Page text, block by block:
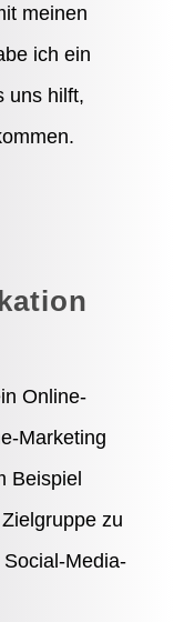
meinen
ich ein
uns hilft,
Online-
Marketing
Beispiel
zu
Media-